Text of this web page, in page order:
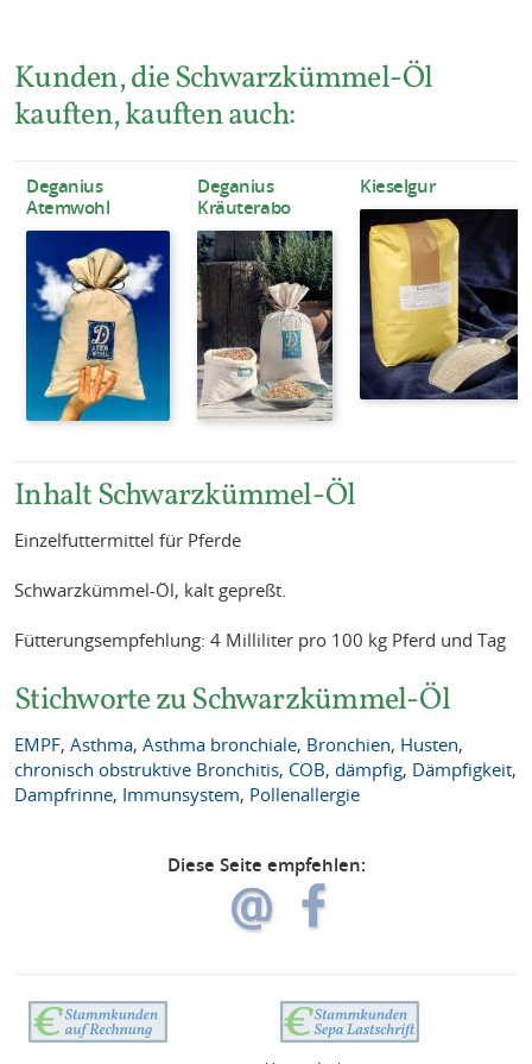
Kunden, die Schwarzkümmel-Öl
kauften, kauften auch:
Deganius
Atemwohl
Deganius
Kräuterabo
Kieselgur
Inhalt Schwarzkümmel-Öl
Einzelfuttermittel für Pferde
Schwarzkümmel-Öl, kalt gepreßt.
Fütterungsempfehlung: 4 Milliliter pro 100 kg Pferd und Tag
Stichworte zu Schwarzkümmel-Öl
EMPF,Asthma,Asthma bronchiale, Bronchien, Husten,
chronisch obstruktive Bronchitis, COB,dämpfig, Dämpfigkeit,
Dampfrinne, Immunsystem, Pollenallergie
Diese Seite empfehlen: